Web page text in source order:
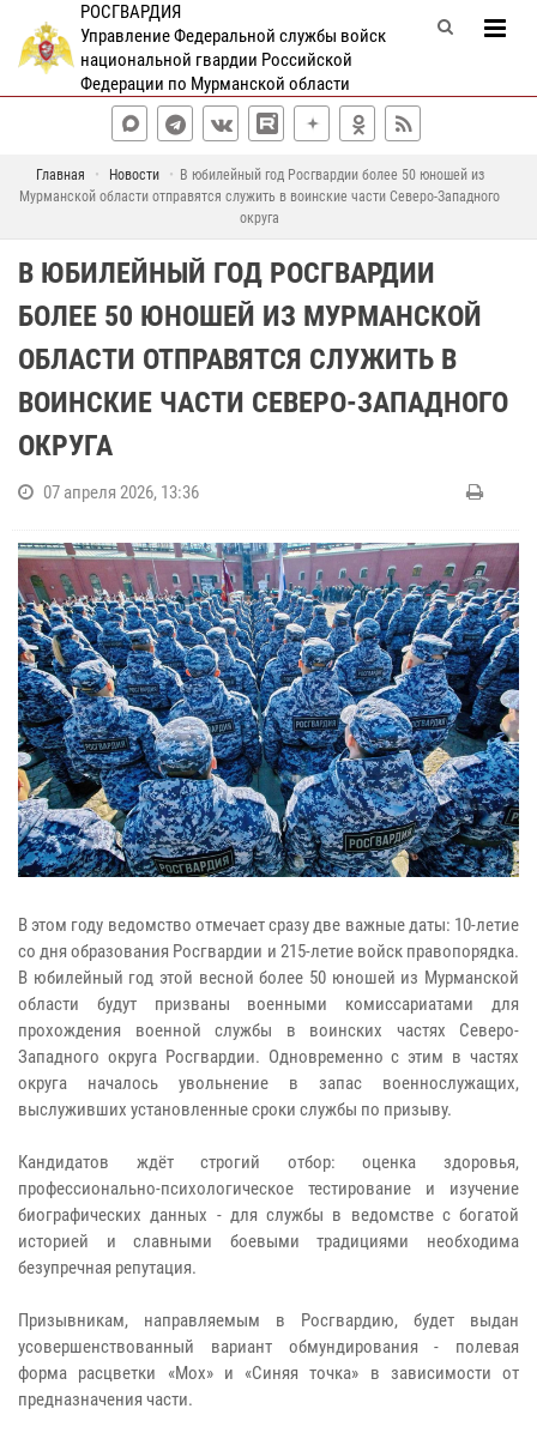
РОСГВАРДИЯ
Управление Федеральной службы войск
национальной гвардии Российской
Федерации по Мурманской области
Главная Новости
В юбилейный год Росгвардии более 50 юношей из
Мурманской области отправятся служить в воинские части Северо-Западного
округа
В ЮБИЛЕЙНЫЙ ГОД РОСГВАРДИИ
БОЛЕЕ 50 ЮНОШЕЙ ИЗ МУРМАНСКОЙ
ОБЛАСТИ ОТПРАВЯТСЯ СЛУЖИТЬ В
ВОИНСКИЕ ЧАСТИ СЕВЕРО-ЗАПАДНОГО
ОКРУГА
07 апреля 2026, 13:36
В этом году ведомство отмечает сразу две важные даты: 10-летие
со дня образования Росгвардии и 215-летие войск правопорядка.
В юбилейный год этой весной более 50 юношей из Мурманской
области будут призваны военными комиссариатами для
прохождения военной службы в воинских частях Северо-
Западного округа Росгвардии. Одновременно с этим в частях
округа началось увольнение в запас военнослужащих,
выслуживших установленные сроки службы по призыву.
Кандидатов ждёт строгий отбор: оценка здоровья,
профессионально-психологическое тестирование и изучение
биографических данных - для службы в ведомстве с богатой
историей и славными боевыми традициями необходима
безупречная репутация.
Призывникам, направляемым в Росгвардию, будет выдан
усовершенствованный вариант обмундирования - полевая
форма расцветки «Мох» и «Синяя точка» в зависимости от
предназначения части.